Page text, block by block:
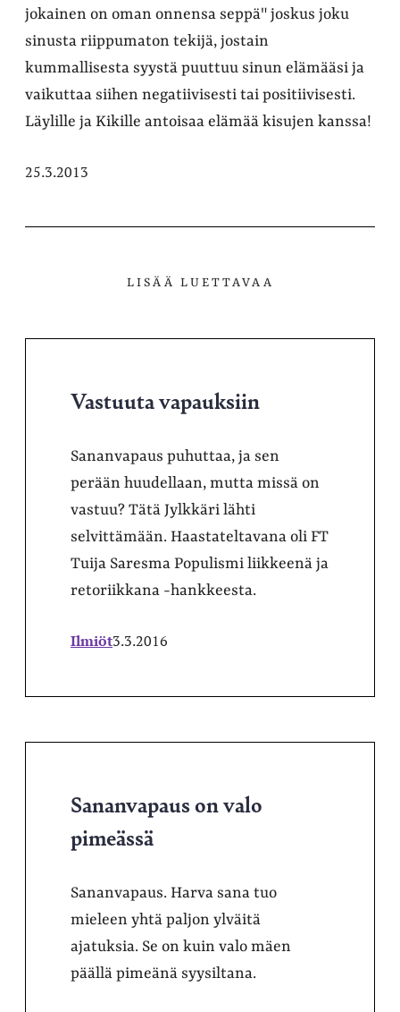
jokainen on oman onnensa seppä" joskus joku
sinusta riippumaton tekijä, jostain
kummallisesta syystä puuttuu sinun elämääsi ja
vaikuttaa siihen negatiivisesti tai positiivisesti.
Läylille ja Kikille antoisaa elämää kisujen kanssa!
25.3.2013
LISÄÄ LUETTAVAA
Vastuuta vapauksiin
Sananvapaus puhuttaa, ja sen
perään huudellaan, mutta missä on
vastuu? Tätä Jylkkäri lähti
selvittämään. Haastateltavana oli FT
Tuija Saresma Populismi liikkeenä ja
retoriikkana -hankkeesta.
Ilmiöt3.3.2016
Sananvapaus on valo
pimeässä
Sananvapaus. Harva sana tuo
mieleen yhtä paljon ylväitä
ajatuksia. Se on kuin valo mäen
päällä pimeänä syysiltana.